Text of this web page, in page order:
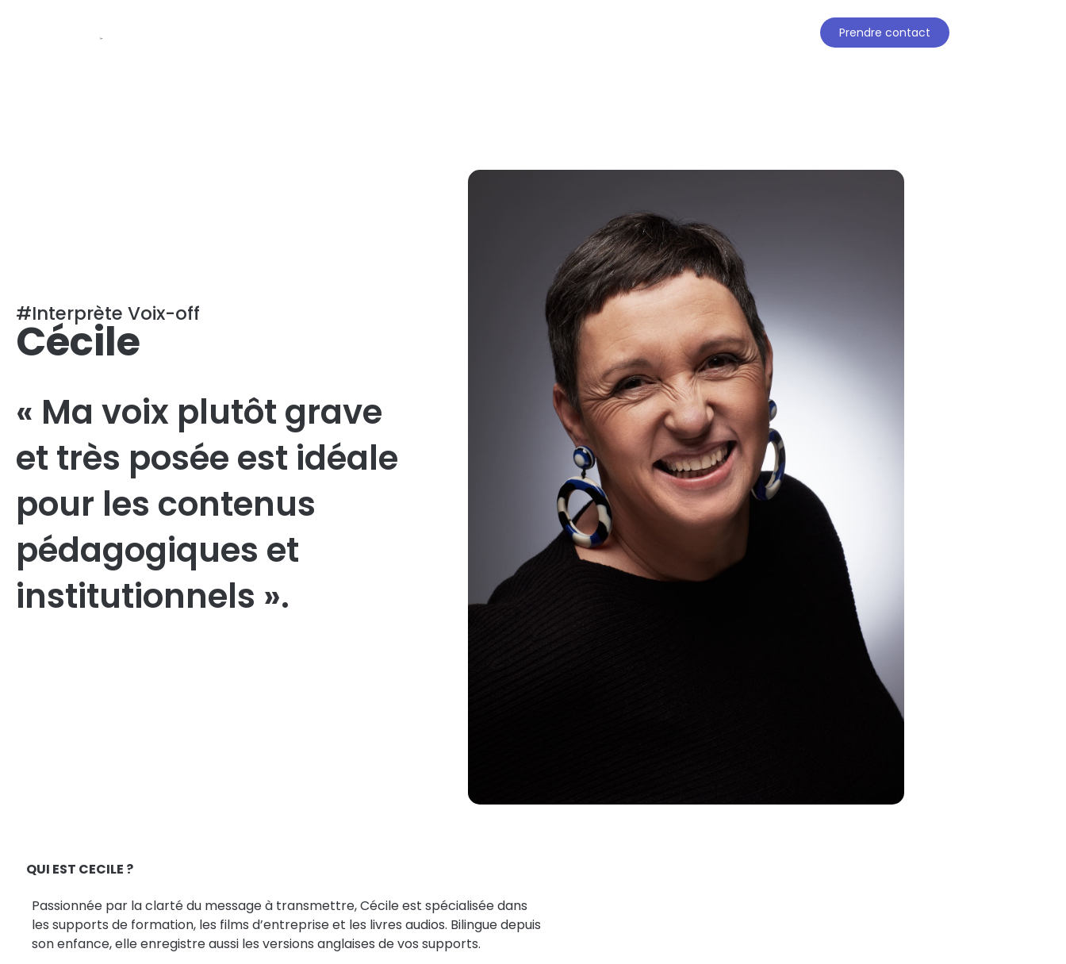
Prendre contact
#Interprète Voix-off
Cécile
« Ma voix plutôt grave
et très posée est idéale
pour les contenus
pédagogiques et
institutionnels ».
QUI EST CECILE ?
Passionnée par la clarté du message à transmettre, Cécile est spécialisée dans
les supports de formation, les films d’entreprise et les livres audios. Bilingue depuis
son enfance, elle enregistre aussi les versions anglaises de vos supports.